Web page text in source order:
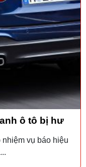
ô tô bị hư
vụ báo hiệu